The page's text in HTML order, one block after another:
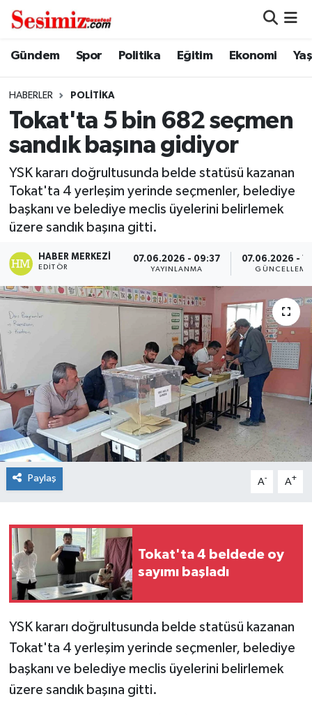
Gündem Spor Politika Eğitim Ekonomi
HABERLER POLITIKA
Tokat'ta 5 bin 682 seçmen
sandık başına gidiyor
YSK kararı doğrultusunda belde statüsü kazanan
Tokat'ta 4 yerleşim yerinde seçmenler, belediye
başkanı ve belediye meclis üyelerini belirlemek
üzere sandık başına gitti.
HABER MERKEZI
EDITÖR
07.06.2026 - 09:37
YAYINLANMA
07.06.2026 -
GÜNCELLEME
Paylaş A- A+
Tokat'ta 4 beldede oy
sayımı başladı
YSK kararı doğrultusunda belde statüsü kazanan
Tokat'ta 4 yerleşim yerinde seçmenler, belediye
başkanı ve belediye meclis üyelerini belirlemek
üzere sandık başına gitti.
Dünya
Ekonomi
Gündem
Magazin
Politika
Sağlık
Teknoloji
Tokat Haberleri
Yaşam
Nöbetçi Eczaneler
Hava Durumu
Namaz Vakitleri
Trafik Durumu
Süper Lig Puan Durumu ve Fikstür
Tüm Manşetler
Son Dakika Haberleri
Haber Arşivi